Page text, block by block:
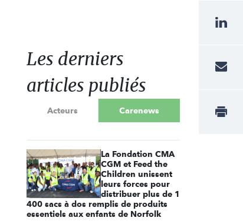
Les derniers
articles publiés
Acteurs Carenews
La Fondation CMA
CGM et Feed the
Children unissent
leurs forces pour
distribuer plus de 1
400 sacs à dos remplis de produits
essentiels aux enfants de Norfolk